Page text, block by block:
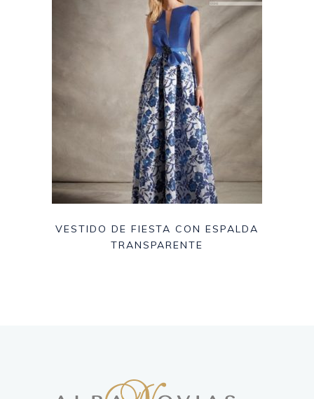
VESTIDO DE FIESTA CON ESPALDA
TRANSPARENTE